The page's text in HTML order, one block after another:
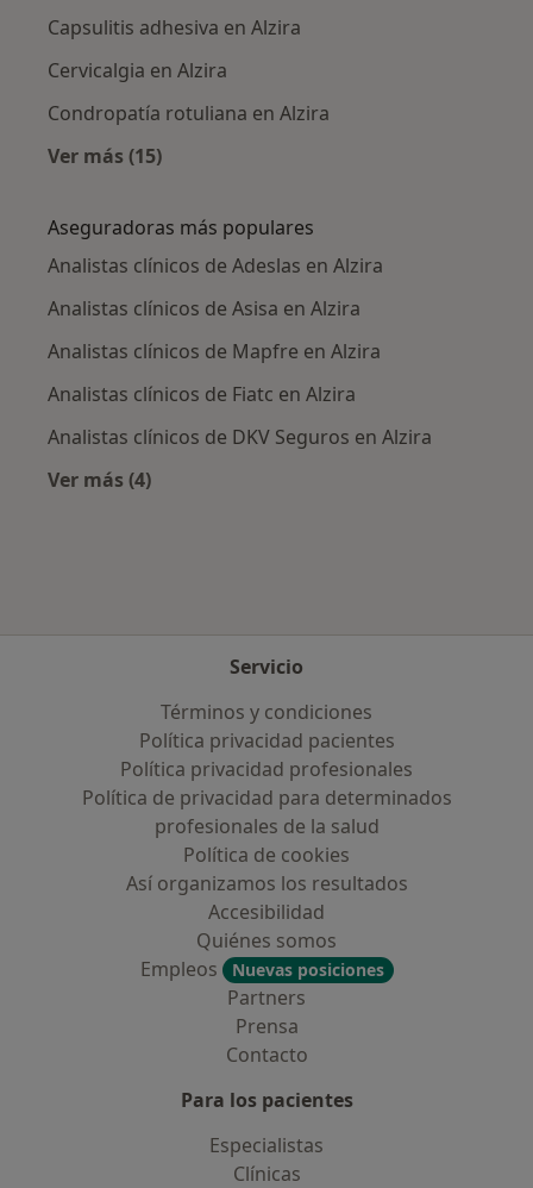
Capsulitis adhesiva en Alzira
Cervicalgia en Alzira
Condropatía rotuliana en Alzira
Ver más (15)
Aseguradoras más populares
Analistas clínicos de Adeslas en Alzira
Analistas clínicos de Asisa en Alzira
Analistas clínicos de Mapfre en Alzira
Analistas clínicos de Fiatc en Alzira
Analistas clínicos de DKV Seguros en Alzira
Ver más (4)
Servicio
Términos y condiciones
Política privacidad pacientes
Política privacidad profesionales
Política de privacidad para determinados
profesionales de la salud
Política de cookies
Así organizamos los resultados
Accesibilidad
Quiénes somos
Empleos
Nuevas posiciones
Partners
Prensa
Contacto
Para los pacientes
Especialistas
Clínicas